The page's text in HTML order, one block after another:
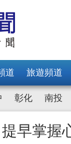
道 旅遊頻道
彰化 南投
早掌握